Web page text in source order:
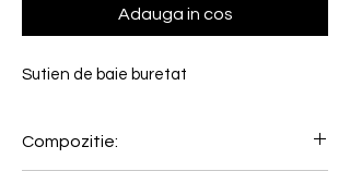
Adauga in cos
Sutien de baie buretat
Compozitie: